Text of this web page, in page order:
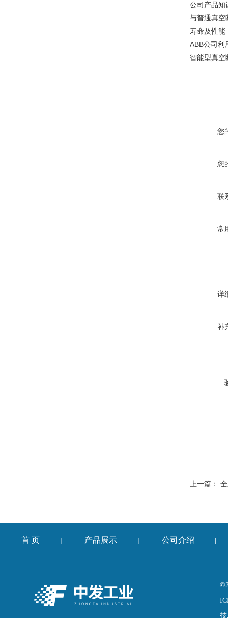
公司产品知
与普通真空
寿命及性能
ABB公司利
智能型真空
您
您
联
常
详
补
上一篇：
首 页 | 产品展示 | 公司介绍 |